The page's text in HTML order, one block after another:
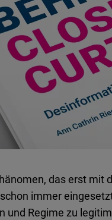
das erst mit
immer
und Regime zu